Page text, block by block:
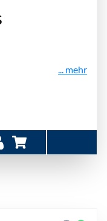
... mehr